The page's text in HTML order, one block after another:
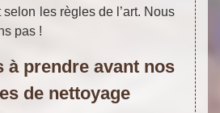
les règles de l’art. Nous
pas !
à prendre avant nos
de nettoyage